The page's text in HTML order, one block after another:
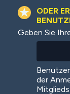
Colorful
ODER
Geben Sie
der